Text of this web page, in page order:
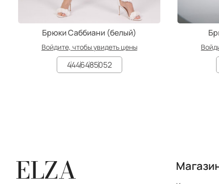
Брюки Саббиани (белый)
Войдите, чтобы увидеть цены
4446485052
ELZA